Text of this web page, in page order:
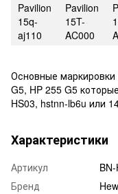
Pavilion
15q-
aj110
Pavilion
15T-
AC000
Основные маркировки
G5, HP 255 G5
HS03, hstnn-lb6u или
Характеристики
Артикул
Бренд